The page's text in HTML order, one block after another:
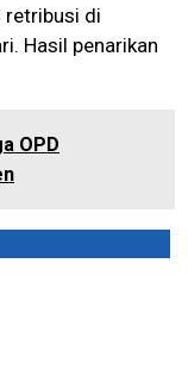
retribusi di
Hasil penarikan
OPD